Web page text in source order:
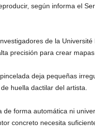
según informa el
de la
precisión para crear
deja pequeñas
huella dactilar del artista.
de forma automática ni
concreto necesita